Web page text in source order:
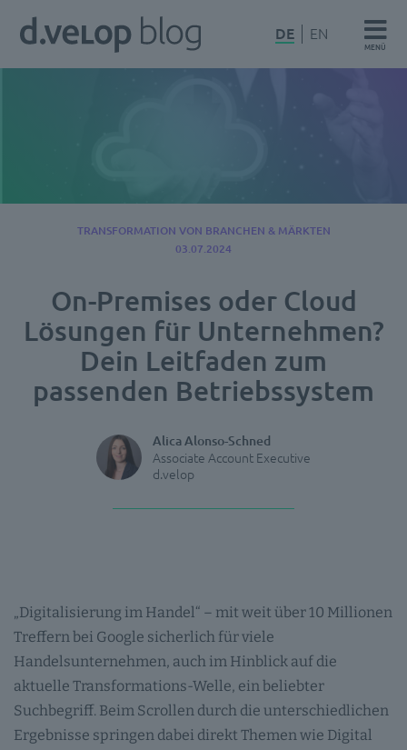
Zum
Inhalt
d.velop
DE EN
MENÜ
On-Premises oder Cloud
Lösungen für Unternehmen?
Dein Leitfaden zum
passenden Betriebssystem
TRANSFORMATION VON BRANCHEN & MÄRKTEN
03.07.2024
Alica Alonso-Schned
Associate Account Executive
d.velop
„Digitalisierung im Handel“ – mit weit über 10 Millionen
Treffern bei Google sicherlich für viele
Handelsunternehmen, auch im Hinblick auf die
aktuelle Transformations-Welle, ein beliebter
Suchbegriff. Beim Scrollen durch die unterschiedlichen
Ergebnisse springen dabei direkt Themen wie Digital